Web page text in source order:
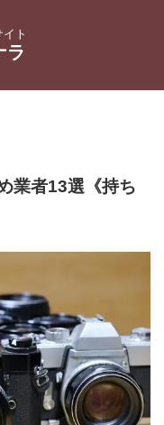
ト
ラ
業者13選《持ち